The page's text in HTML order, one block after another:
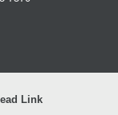
Link